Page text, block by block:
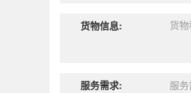
货物信息:
服务需求: